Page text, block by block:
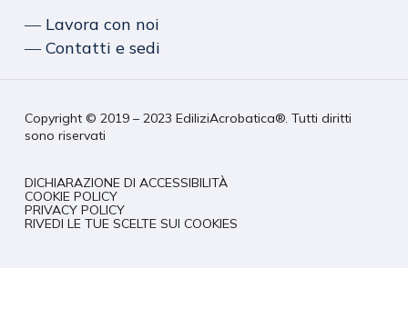
― Lavora con noi
― Contatti e sedi
Copyright © 2019 – 2023 EdiliziAcrobatica®. Tutti diritti
sono riservati
DICHIARAZIONE DI ACCESSIBILITÀ
COOKIE POLICY
PRIVACY POLICY
RIVEDI LE TUE SCELTE SUI COOKIES